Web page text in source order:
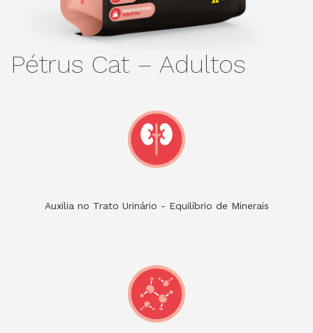
Pétrus Cat – Adultos
Auxilia no Trato Urinário - Equilíbrio de Minerais